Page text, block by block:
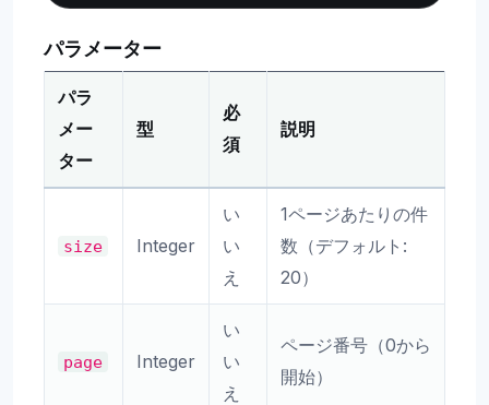
パラメーター
パラ
メー
ター
型
必
須
説明
size Integer
い
い
え
1ページあたりの件
数（デフォルト:
20）
page Integer
い
い
え
ページ番号（0から
開始）